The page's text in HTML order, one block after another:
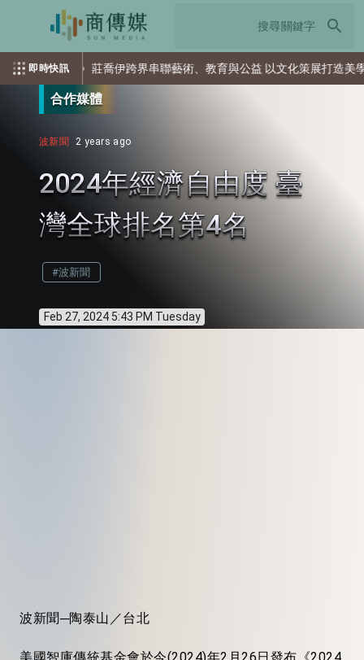
search
即時快訊莊喬伊跨界串聯藝術、教育與公益 以文化策展打造美學新影響
合作媒體
波新聞 2 years ago
2024年經濟自由度 臺
灣全球排名第4名
#波新聞
Feb 27, 2024 5:43 PM Tuesday
波新聞─陶泰山／台北